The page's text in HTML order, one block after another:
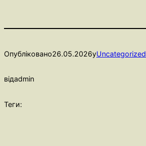
Опубліковано26.05.2026уUncategorized
відadmin
Теги: